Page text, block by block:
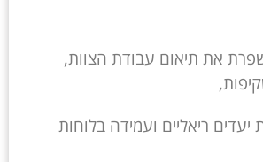
את תיאום עבודת הצוות,
ריאליים ועמידה בלוחות